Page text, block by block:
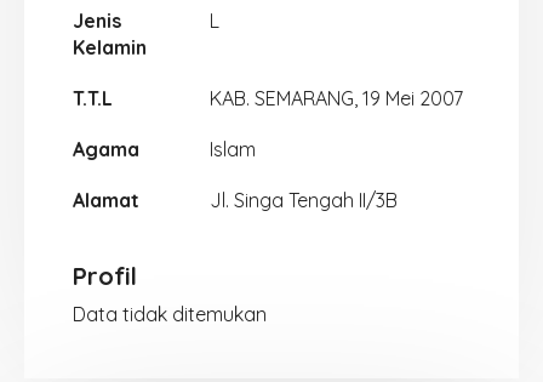
Jenis
Kelamin
L
T.T.L KAB. SEMARANG, 19 Mei 2007
Agama Islam
Alamat Jl. Singa Tengah II/3B
Profil
Data tidak ditemukan